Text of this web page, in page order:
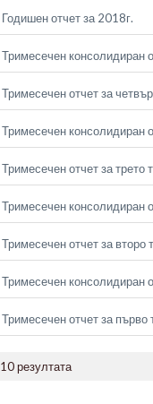
Годишен отчет за 2018г.
Тримесечен консолидиран
Тримесечен отчет за
Тримесечен консолидиран
Тримесечен отчет за трето
Тримесечен консолидиран
Тримесечен отчет за второ
Тримесечен консолидиран
Тримесечен отчет за
10 резултата